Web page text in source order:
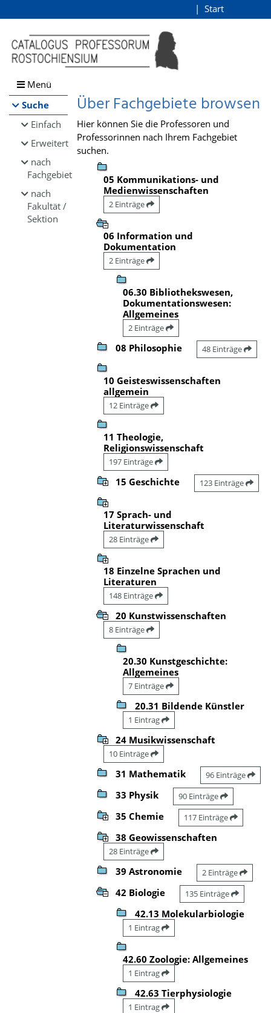
Browsen
direkt zum Inhalt
Start
Menü
Suche
Einfach
Erweitert
nach
Fachgebiet
nach
Fakultät /
Sektion
Über Fachgebiete browsen
Hier können Sie die Professoren und
Professorinnen nach Ihrem Fachgebiet
suchen.
05 Kommunikations- und
Medienwissenschaften
2 Einträge
06 Information und
Dokumentation
2 Einträge
06.30 Bibliothekswesen,
Dokumentationswesen:
Allgemeines
2 Einträge
08 Philosophie 48 Einträge
10 Geisteswissenschaften
allgemein
12 Einträge
11 Theologie,
Religionswissenschaft
197 Einträge
15 Geschichte 123 Einträge
17 Sprach- und
Literaturwissenschaft
28 Einträge
18 Einzelne Sprachen und
Literaturen
148 Einträge
20 Kunstwissenschaften
8 Einträge
20.30 Kunstgeschichte:
Allgemeines
7 Einträge
20.31 Bildende Künstler
1 Eintrag
24 Musikwissenschaft
10 Einträge
31 Mathematik 96 Einträge
33 Physik 90 Einträge
35 Chemie 117 Einträge
38 Geowissenschaften
28 Einträge
39 Astronomie 2 Einträge
42 Biologie 135 Einträge
42.13 Molekularbiologie
1 Eintrag
42.60 Zoologie: Allgemeines
1 Eintrag
42.63 Tierphysiologie
1 Eintrag